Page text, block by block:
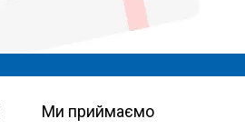
Ми приймаємо